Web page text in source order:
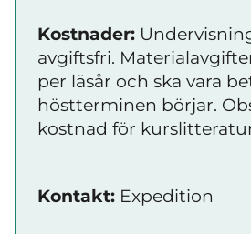
Kostnader:
avgiftsfri.
per läsår och ska vara
höstterminen börjar.
kostnad för
Kontakt: Expedition